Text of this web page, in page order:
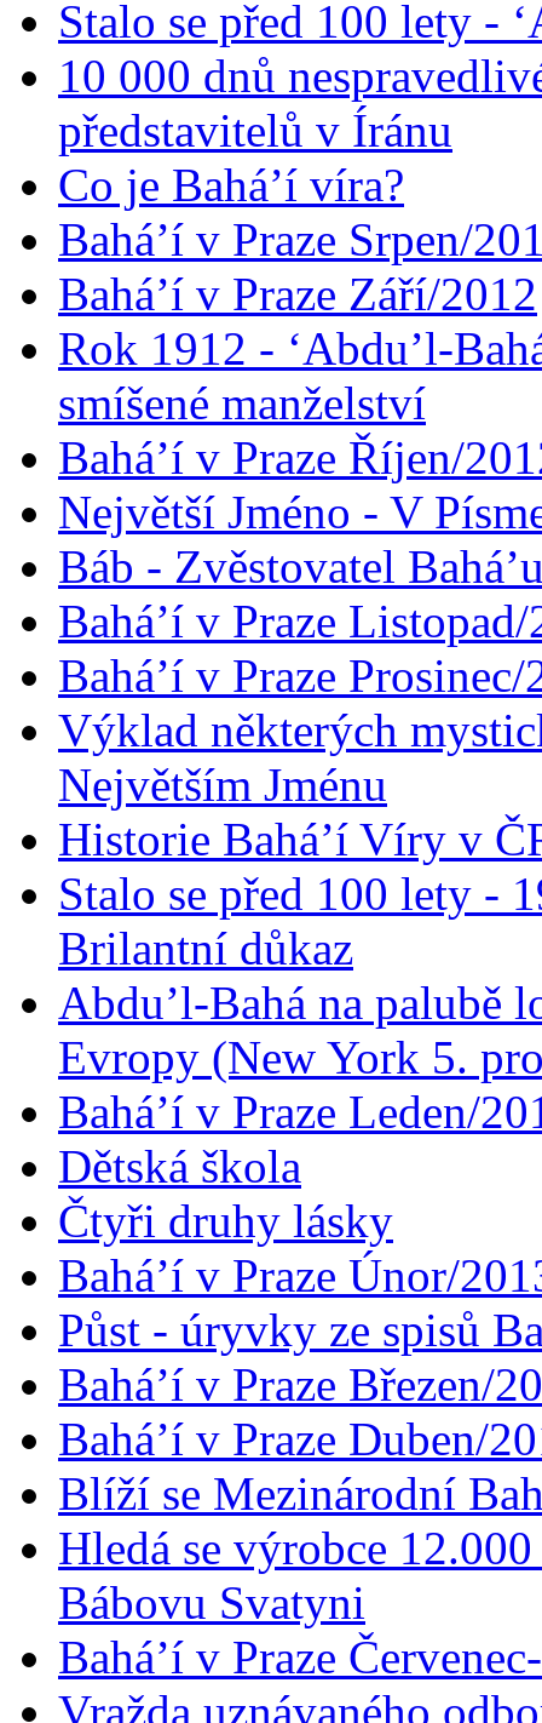
Stalo se před 100 lety -
10 000 dnů
představitelů v Íránu
Co je Bahá’í víra?
Bahá’í v Praze Srpen/
Bahá’í v Praze Září/2012
Rok 1912 - ‘Abdu’l-
smíšené manželství
Bahá’í v Praze Říjen/
Největší Jméno - V
Báb - Zvěstovatel
Bahá’í v Praze
Bahá’í v Praze Prosinec/
Výklad některých
Největším Jménu
Historie Bahá’í Víry v
Stalo se před 100 lety -
Brilantní důkaz
Abdu’l-Bahá na palubě
Evropy (New York 5.
Bahá’í v Praze Leden/
Dětská škola
Čtyři druhy lásky
Bahá’í v Praze Únor/
Půst - úryvky ze spisů
Bahá’í v Praze Březen/
Bahá’í v Praze Duben/
Blíží se Mezinárodní
Hledá se výrobce
Bábovu Svatyni
Bahá’í v Praze
Vražda uznávaného